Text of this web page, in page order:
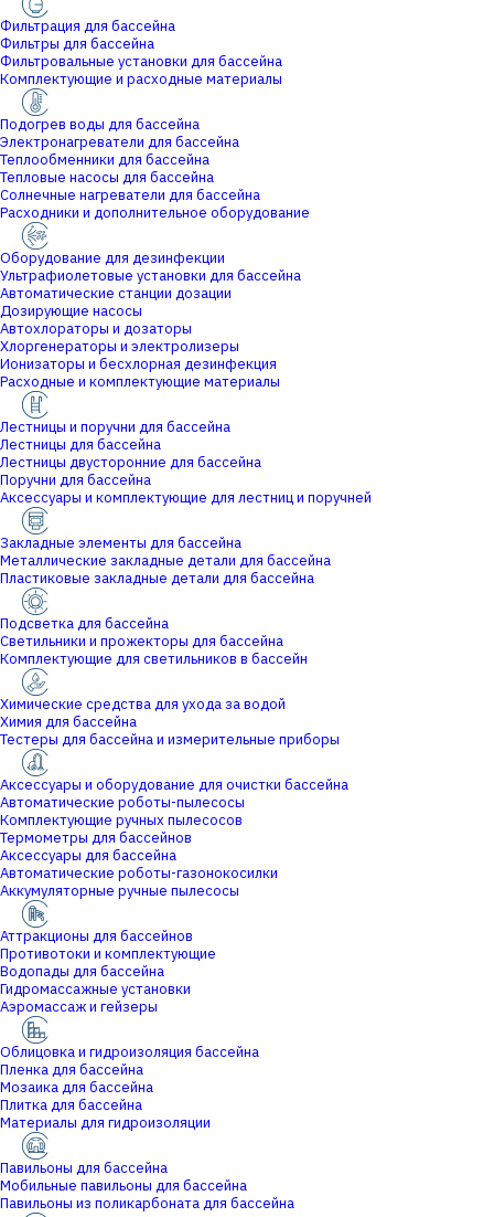
Фильтрация для бассейна
Фильтры для бассейна
Фильтровальные установки для бассейна
Комплектующие и расходные материалы
Подогрев воды для бассейна
Электронагреватели для бассейна
Теплообменники для бассейна
Тепловые насосы для бассейна
Солнечные нагреватели для бассейна
Расходники и дополнительное оборудование
Оборудование для дезинфекции
Ультрафиолетовые установки для бассейна
Автоматические станции дозации
Дозирующие насосы
Автохлораторы и дозаторы
Хлоргенераторы и электролизеры
Ионизаторы и бесхлорная дезинфекция
Расходные и комплектующие материалы
Лестницы и поручни для бассейна
Лестницы для бассейна
Лестницы двусторонние для бассейна
Поручни для бассейна
Аксессуары и комплектующие для лестниц и поручней
Закладные элементы для бассейна
Металлические закладные детали для бассейна
Пластиковые закладные детали для бассейна
Подсветка для бассейна
Светильники и прожекторы для бассейна
Комплектующие для светильников в бассейн
Химические средства для ухода за водой
Химия для бассейна
Тестеры для бассейна и измерительные приборы
Аксессуары и оборудование для очистки бассейна
Автоматические роботы-пылесосы
Комплектующие ручных пылесосов
Термометры для бассейнов
Аксессуары для бассейна
Автоматические роботы-газонокосилки
Аккумуляторные ручные пылесосы
Аттракционы для бассейнов
Противотоки и комплектующие
Водопады для бассейна
Гидромассажные установки
Аэромассаж и гейзеры
Облицовка и гидроизоляция бассейна
Пленка для бассейна
Мозаика для бассейна
Плитка для бассейна
Материалы для гидроизоляции
Павильоны для бассейна
Мобильные павильоны для бассейна
Павильоны из поликарбоната для бассейна